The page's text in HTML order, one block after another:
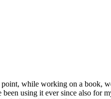
while working on a book,
using it ever since also